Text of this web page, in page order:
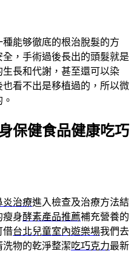
能够徹底的根治脫髮的方
，手術過後長出的頭髮就是
長和代謝，甚至還可以染
看不出是移植過的，所以微
保健食品健康吃巧
炎治療進入檢查及治療方法結
瘦身酵素產品推薦補充營養的
借台北兒童室內遊樂場我們去
物的乾淨整潔吃巧克力最新